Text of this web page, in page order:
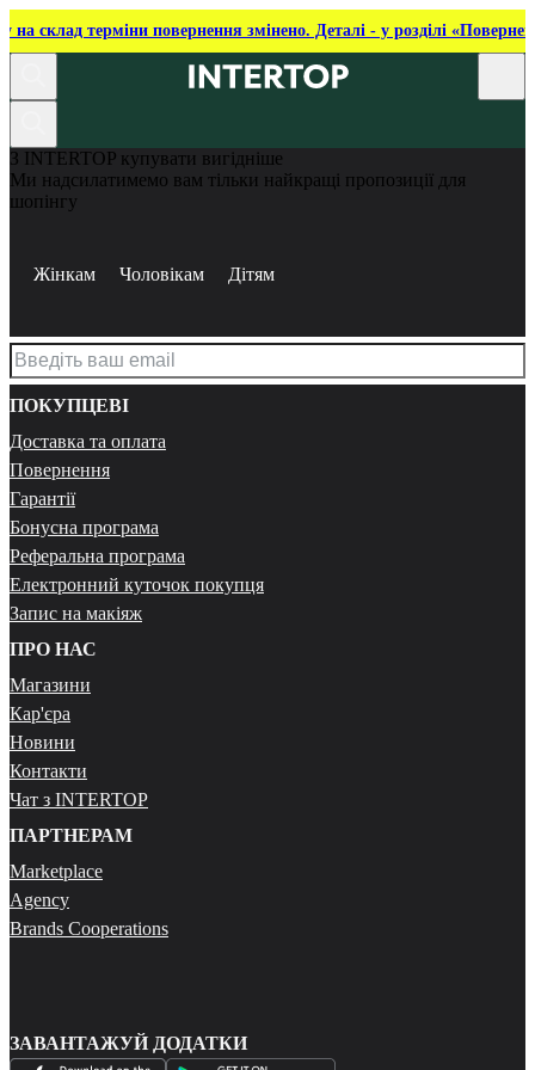
на склад терміни повернення змінено. Деталі - у розділі
З INTERTOP купувати вигідніше
Ми надсилатимемо вам тільки найкращі пропозиції для
шопінгу
Жінкам Чоловікам Дітям
ПОКУПЦЕВІ
Доставка та оплата
Повернення
Гарантії
Бонусна програма
Реферальна програма
Електронний куточок покупця
Запис на макіяж
ПРО НАС
Магазини
Кар'єра
Новини
Контакти
Чат з INTERTOP
ПАРТНЕРАМ
Marketplace
Agency
Brands Cooperations
ЗАВАНТАЖУЙ ДОДАТКИ